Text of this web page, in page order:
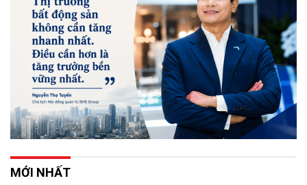
MỚI NHẤT